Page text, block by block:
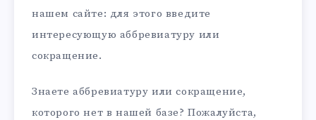
нашем сайте: для этого введите
интересующую аббревиатуру или
сокращение.
Знаете аббревиатуру или сокращение,
которого нет в нашей базе? Пожалуйста,